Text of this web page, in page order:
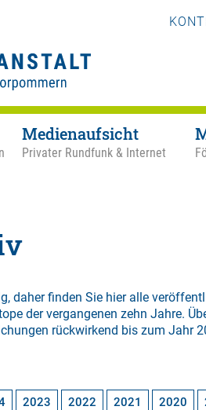
Medienaufsicht
Privater Rundfunk & Internet
daher finden Sie hier alle
der vergangenen zehn Jahre.
rückwirkend bis zum Jahr
2023 2022 2021 2020